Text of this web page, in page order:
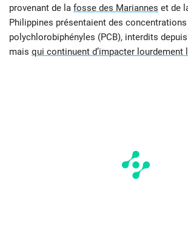
provenant de la fosse des Mariannes et de
Philippines présentaient des
polychlorobiphényles (PCB), interdits
mais qui continuent d’impacter lourdement